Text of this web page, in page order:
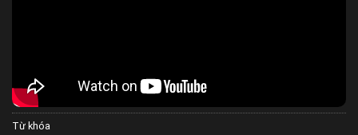
Từ khóa